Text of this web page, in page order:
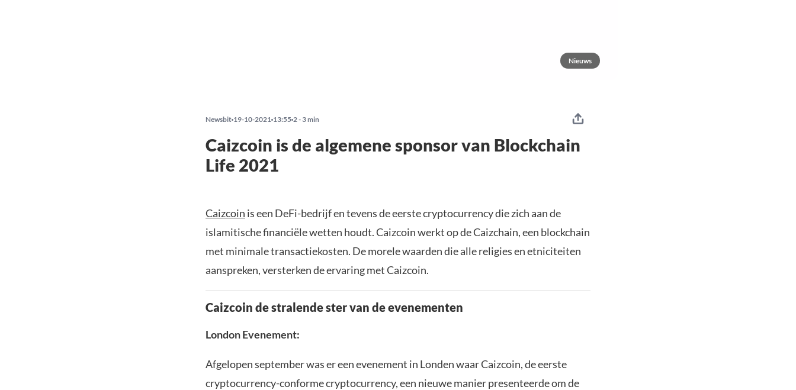
Nieuws
Newsbit 19-10-2021 13:55 2 - 3 min
Caizcoin is de algemene sponsor van Blockchain
Life 2021
Caizcoin is een DeFi-bedrijf en tevens de eerste cryptocurrency die zich aan de
islamitische financiële wetten houdt. Caizcoin werkt op de Caizchain, een blockchain
met minimale transactiekosten. De morele waarden die alle religies en etniciteiten
aanspreken, versterken de ervaring met Caizcoin.
Caizcoin de stralende ster van de evenementen
LondonEvenement:
Afgelopen september was er een evenement in Londen waar Caizcoin, de eerste
cryptocurrency-conforme cryptocurrency, een nieuwe manier presenteerde om de